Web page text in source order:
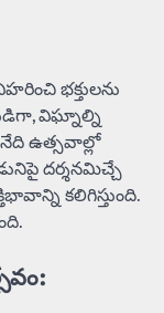
భక్తులను
విఘ్నాల్ని
ఉత్సవాల్లో
దర్శనమిచ్చే
కలిగిస్తుంది.